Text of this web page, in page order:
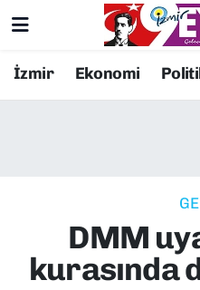
İzmir Ekonomi
DMM
kurasında
Resmi İlanlar
EKONOMİ
Konak Nöbetçi
Süper Lig Puan
Tüm Manşetler